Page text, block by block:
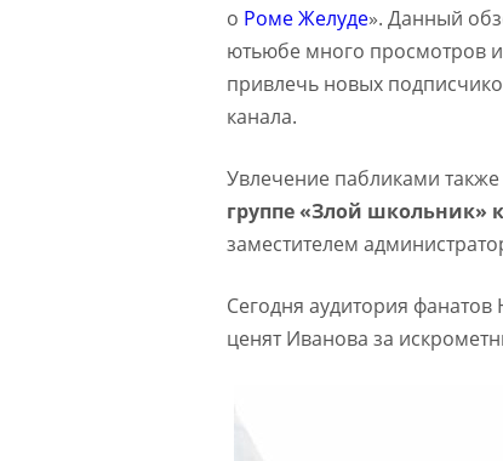
о Роме Желуде». Данный
ютьюбе много просмотров
привлечь новых
канала.
Увлечение пабликами
группе «Злой школьник»
заместителем
Сегодня аудитория
ценят Иванова за